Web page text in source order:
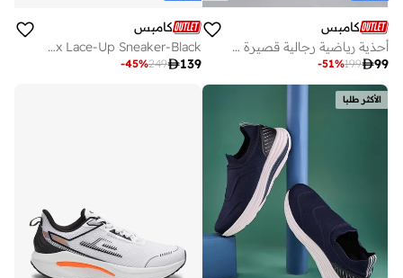
كامبس
أحذية رياضية رجالية قصيرة بتصميم عصري خفيف الوزن
99
199
-51%
كامبس
Men Og-14 Bubble Yoga Max Lace-Up Sneaker-Black
139
249
-45%
الأكثر طلبا